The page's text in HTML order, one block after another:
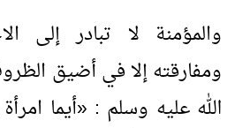
والمؤمنة لا تبادر إلى
ومفارقته إلا في أضيق
الله عليه وسلم : «أيما